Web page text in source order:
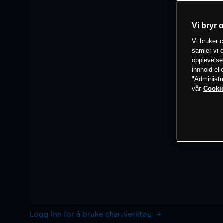
Logg inn for å bruke chartverktøy
Vi bryr
Vi bruker
samler vi
innhold
vår